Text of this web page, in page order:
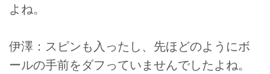
よね。
伊澤：スピンも入ったし、先ほどのようにボ
ールの手前をダフっていませんでしたよね。